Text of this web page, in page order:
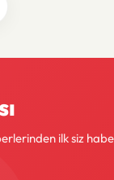
ilk siz